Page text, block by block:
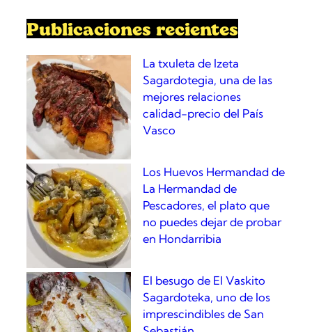
Publicaciones recientes
La txuleta de Izeta
Sagardotegia, una de las
mejores relaciones
calidad-precio del País
Vasco
Los Huevos Hermandad de
La Hermandad de
Pescadores, el plato que
no puedes dejar de probar
en Hondarribia
El besugo de El Vaskito
Sagardoteka, uno de los
imprescindibles de San